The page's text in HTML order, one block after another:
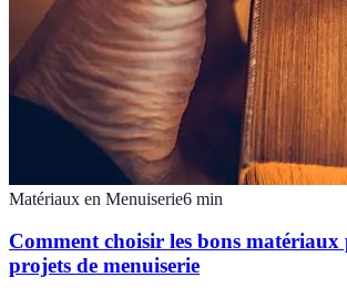
Matériaux en Menuiserie6 min
Comment choisir les bons matériaux
projets de menuiserie